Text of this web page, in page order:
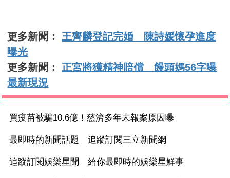
更多新聞： 王齊麟登記完婚 陳詩媛懷孕進度
曝光
更多新聞： 正宮將獲精神賠償 饅頭媽56字曝
最新現況
買疫苗被騙10.6億！慈濟多年未報案原因曝
最即時的新聞話題 追蹤訂閱三立新聞網
追蹤訂閱娛樂星聞 給你最即時的娛樂星鮮事